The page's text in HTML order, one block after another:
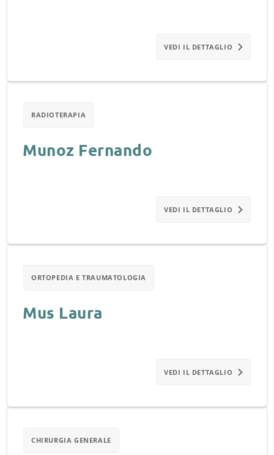
VEDI IL DETTAGLIO
RADIOTERAPIA
Munoz Fernando
VEDI IL DETTAGLIO
ORTOPEDIA E TRAUMATOLOGIA
Mus Laura
VEDI IL DETTAGLIO
CHIRURGIA GENERALE